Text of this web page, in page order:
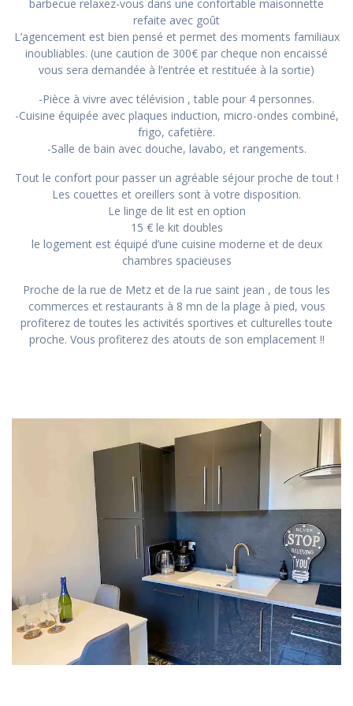
barbecue relaxez-vous dans une confortable maisonnette
refaite avec goût
L’agencement est bien pensé et permet des moments familiaux
inoubliables. (une caution de 300€ par cheque non encaissé
vous sera demandée à l’entrée et restituée à la sortie)
-Pièce à vivre avec télévision , table pour 4 personnes.
-Cuisine équipée avec plaques induction, micro-ondes combiné,
frigo, cafetière.
-Salle de bain avec douche, lavabo, et rangements.
Tout le confort pour passer un agréable séjour proche de tout !
Les couettes et oreillers sont à votre disposition.
Le linge de lit est en option
15 € le kit doubles
le logement est équipé d’une cuisine moderne et de deux
chambres spacieuses
Proche de la rue de Metz et de la rue saint jean , de tous les
commerces et restaurants à 8 mn de la plage à pied, vous
profiterez de toutes les activités sportives et culturelles toute
proche. Vous profiterez des atouts de son emplacement !!